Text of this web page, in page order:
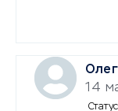
14